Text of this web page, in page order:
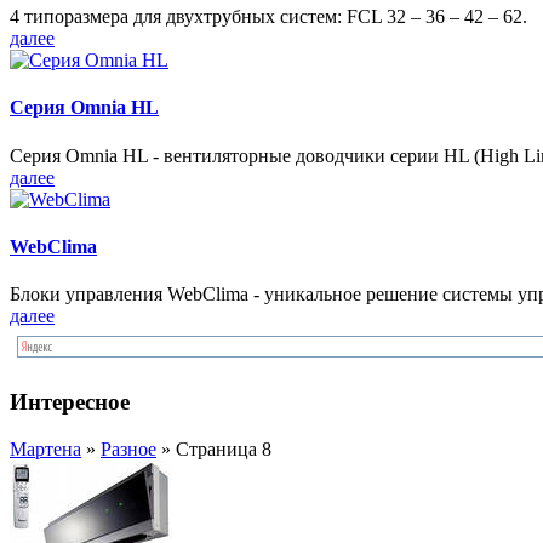
4 типоразмера для двухтрубных систем: FCL 32 – 36 – 42 – 62.
далее
Серия Omnia HL
Серия Omnia HL - вентиляторные доводчики серии HL (High
далее
WebClima
Блоки упрaвлeния WebClima - уникальное решение системы
далее
Интересное
Мартена » Разное » Страница 8